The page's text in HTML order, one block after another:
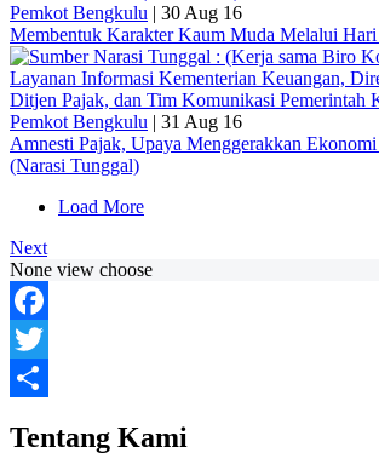
Pemkot Bengkulu | 30 Aug 16
Membentuk Karakter Kaum Muda Melalui
Pemkot Bengkulu | 31 Aug 16
Amnesti Pajak, Upaya Menggerakkan
(Narasi Tunggal)
Load More
Next
None view choose
Facebook
Twitter
Tentang Kami